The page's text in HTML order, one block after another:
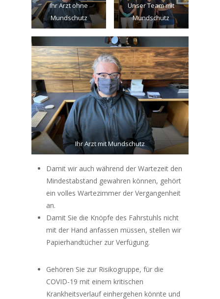
Ihr Arzt ohne
Mundschutz
Unser Team mit
Mundschutz
Ihr Arzt mit Mundschutz
Damit wir auch während der Wartezeit den
Mindestabstand gewahren können, gehört
ein volles Wartezimmer der Vergangenheit
an.
Damit Sie die Knöpfe des Fahrstuhls nicht
mit der Hand anfassen müssen, stellen wir
Papierhandtücher zur Verfügung.
Gehören Sie zur Risikogruppe, für die
COVID-19 mit einem kritischen
Krankheitsverlauf einhergehen könnte und